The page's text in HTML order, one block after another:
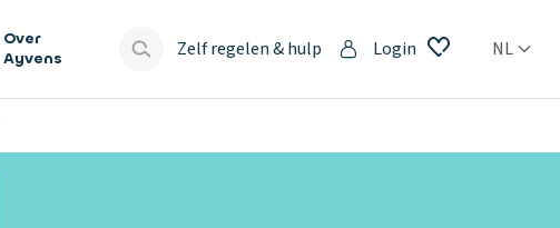
Over
Ayvens
Zelf regelen & hulp Login NL